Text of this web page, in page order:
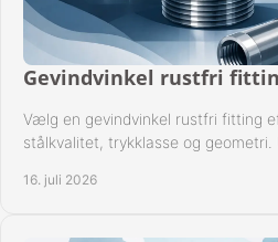
Gevindvinkel rustfri
Vælg en gevindvinkel rustfri fitting
stålkvalitet, trykklasse og
16. juli 2026